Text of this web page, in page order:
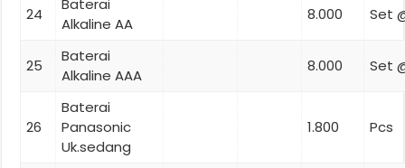
24
Baterai
Alkaline AA
8.000 Set
25
Baterai
Alkaline AAA
8.000 Set
26
Baterai
Panasonic
Uk.sedang
1.800 Pcs